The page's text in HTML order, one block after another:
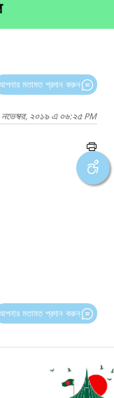
মতামত প্রদান করুন
নভেম্বর, ২০১৯ এ ০৬:২৫ PM
মতামত প্রদান করুন